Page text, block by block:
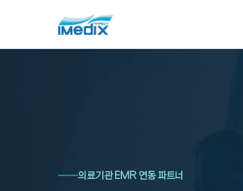
의료기관 EMR 연동 파트너